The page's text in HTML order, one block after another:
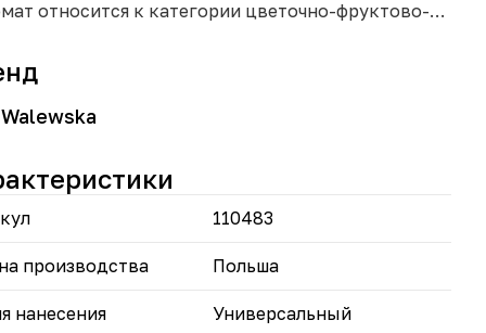
относится к категории цветочно-фруктово-
ноты аромата открываются свежими и
акцентами апельсина, грейпфрута и
создавая яркое первое впечатление.
и романтики.
композицию ноты шлейфа, в которых
сочетаются бобы тонка, ваниль, пачули и
Pani Walewska Noir в объеме 30 мл удобно носить
110483
производства Польша
нанесения Универсальный